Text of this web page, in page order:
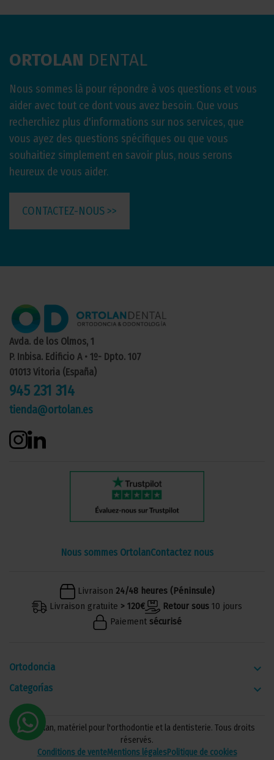
ORTOLAN DENTAL
Nous sommes là pour répondre à vos questions et vous
aider avec tout ce dont vous avez besoin. Que vous
recherchiez plus d'informations sur nos services, que
vous ayez des questions spécifiques ou que vous
souhaitiez simplement en savoir plus, nous serons
heureux de vous aider.
CONTACTEZ-NOUS >>
Avda. de los Olmos, 1
P. Inbisa. Edificio A • 1º- Dpto. 107
01013 Vitoria (España)
945 231 314
tienda@ortolan.es
Nous sommes OrtolanContactez nous
Livraison 24/48 heures (Péninsule)
Livraison gratuite > 120€ Retour sous 10 jours
Paiement sécurisé
Ortodoncia keyboard_arrow_down
Categorías keyboard_arrow_down
© Ortolan, matériel pour l'orthodontie et la dentisterie. Tous droits
réservés.
Conditions de venteMentions légalesPolitique de cookies